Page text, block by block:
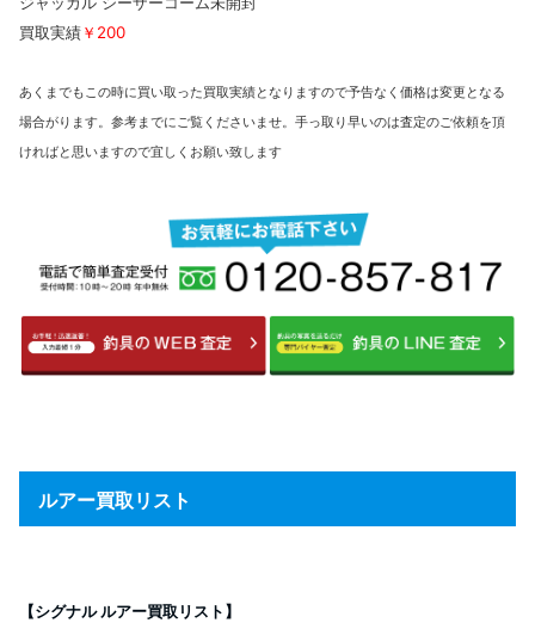
買取実績￥200
あくまでもこの時に買い取った買取実績となりますので予告なく価格は変更となる
場合がります。参考までにご覧くださいませ。手っ取り早いのは査定のご依頼を頂
ければと思いますので宜しくお願い致します
ルアー買取リスト
【シグナル ルアー買取リスト】